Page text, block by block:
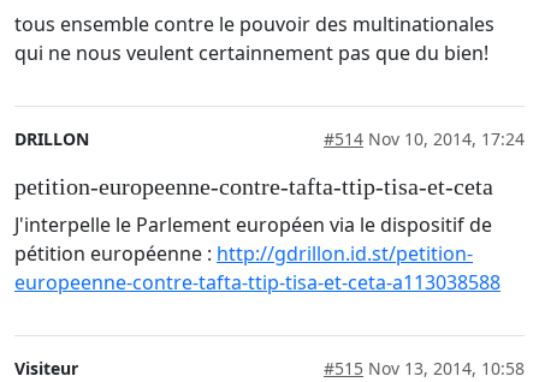
tous ensemble contre le pouvoir des multinationales
qui ne nous veulent certainnement pas que du bien!
DRILLON #514 Nov 10, 2014, 17:24
petition-europeenne-contre-tafta-ttip-tisa-et-ceta
J'interpelle le Parlement européen via le dispositif de
pétition européenne : http://gdrillon.id.st/petition-
europeenne-contre-tafta-ttip-tisa-et-ceta-a113038588
Visiteur #515 Nov 13, 2014, 10:58